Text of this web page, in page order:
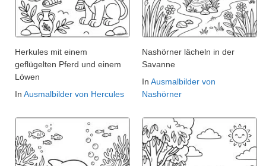
Herkules mit einem
geflügelten Pferd und einem
Löwen
In Ausmalbilder von Hercules
Nashörner lächeln in der
Savanne
In Ausmalbilder von
Nashörner